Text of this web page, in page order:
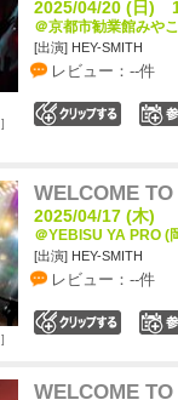
2025/04/20 (日)
＠京都市勧業館みや
[出演] HEY-SMITH
レビュー：--件
WELCOME
2025/04/17 (木)
＠YEBISU YA PRO (
[出演] HEY-SMITH
レビュー：--件
WELCOME